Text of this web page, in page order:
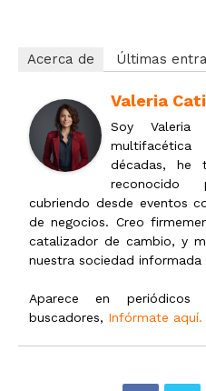
Acerca de Últimas
Valeria
Soy Valeria
décadas, he
reconocido
cubriendo desde eventos
de negocios. Creo
catalizador de cambio, y
nuestra sociedad informada
Aparece en
buscadores, Infórmate aquí.